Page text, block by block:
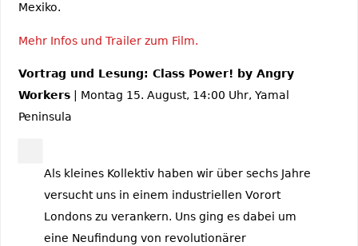
Mexiko.
Mehr Infos und Trailer zum Film.
Vortrag und Lesung: Class Power! by Angry
Workers| Montag 15. August, 14:00 Uhr, Yamal
Peninsula
Als kleines Kollektiv haben wir über sechs Jahre
versucht uns in einem industriellen Vorort
Londons zu verankern. Uns ging es dabei um
eine Neufindung von revolutionärer